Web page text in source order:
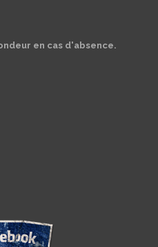
en cas d'absence.